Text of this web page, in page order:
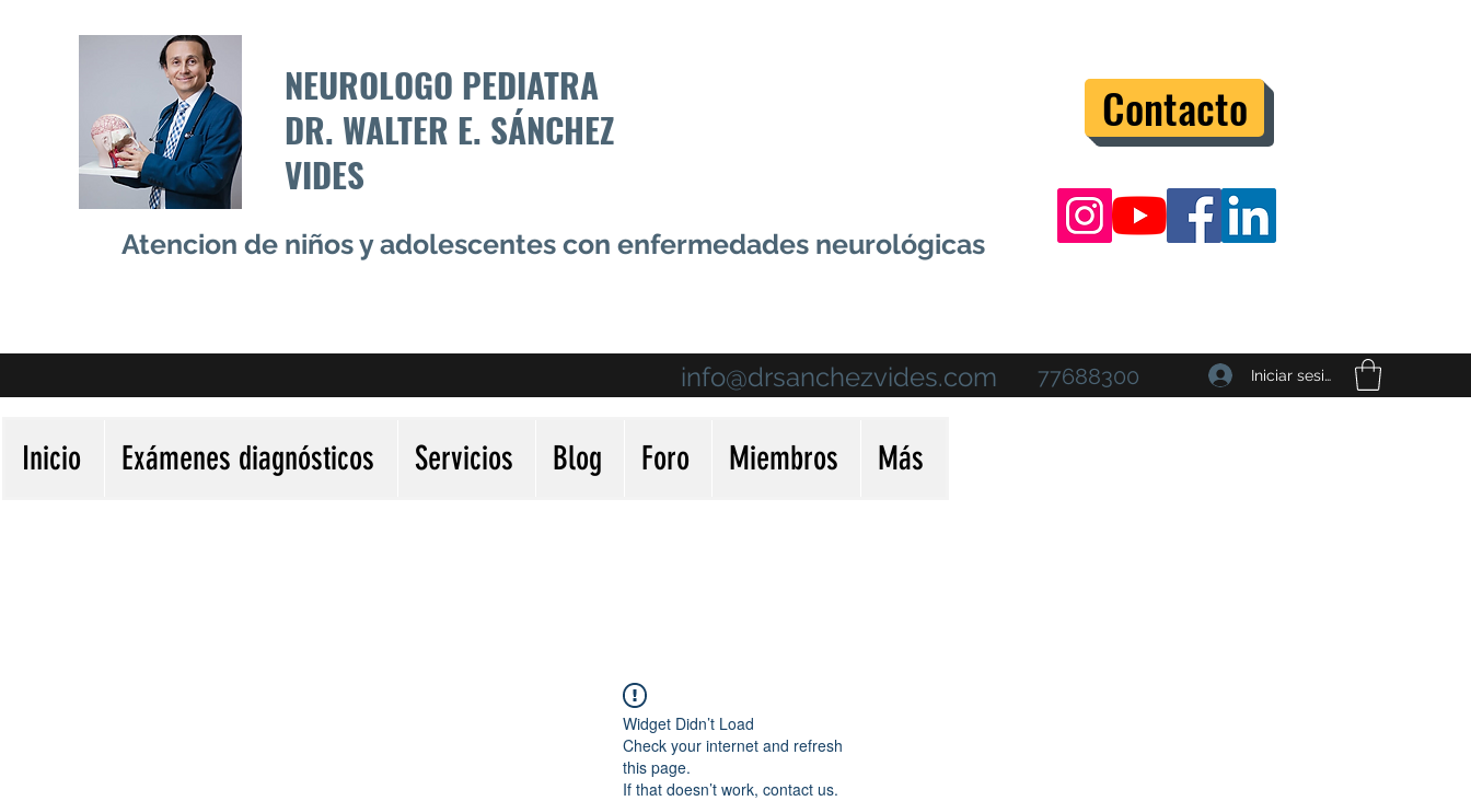
NEUROLOGO PEDIATRA
DR. WALTER E. SÁNCHEZ
VIDES
Atencion de niños y adolescentes con enfermedades neurológicas
Contacto
info@drsanchezvides.com 77688300 Iniciar sesión
Inicio Exámenes diagnósticos Servicios Blog Foro Miembros Más
Widget Didn’t Load
Check your internet and refresh
this page.
If that doesn’t work, contact us.